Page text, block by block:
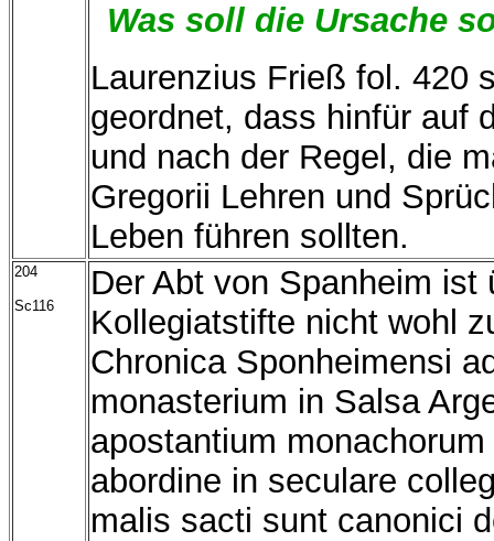
Was soll die Ursache
Laurenzius Frieß fol. 420
geordnet, dass hinfür auf
und nach der Regel, die
Gregorii Lehren und
Leben führen sollten.
204
Sc116
Der Abt von Spanheim ist
Kollegiatstifte nicht wohl
Chronica Sponheimensi
monasterium in Salsa
apostantium
abordine in seculare
malis sacti sunt canonici